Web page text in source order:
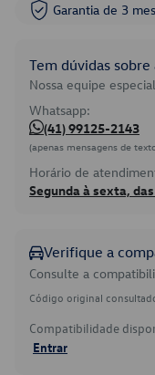
Garantia de 3
Tem dúvidas
Nossa equipe
Whatsapp:
(41) 99125-2143
(apenas mensagens de
Horário de
Segunda à sexta,
Verifique a
Consulte a
Código original
Compatibilidade
Entrar